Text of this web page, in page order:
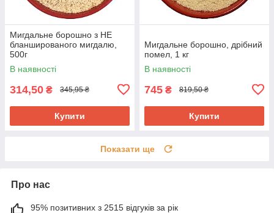
Мигдальне борошно з НЕ
бланшированого мигдалю,
500г
В наявності
314,50 ₴ 345,95 ₴
Купити
Мигдальне борошно, дрібний
помел, 1 кг
В наявності
745 ₴ 819,50 ₴
Купити
Показати ще
Про нас
95% позитивних з 2515 відгуків за рік